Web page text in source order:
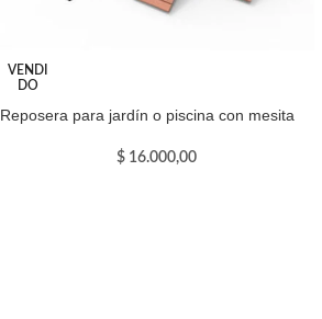
VENDI
DO
Reposera para jardín o piscina con mesita
$ 16.000,00